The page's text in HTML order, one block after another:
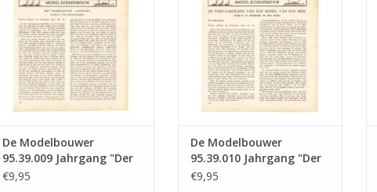
ZUM WARENKORB HINZUFÜGEN
De Modelbouwer
95.39.009 Jahrgang "Der
Modellbauer" Ausgabe :
€9,95
ZUM WARENKORB HINZUFÜGEN
De Modelbouwer
95.39.010 Jahrgang "Der
Modellbauer" Ausgabe :
€9,95